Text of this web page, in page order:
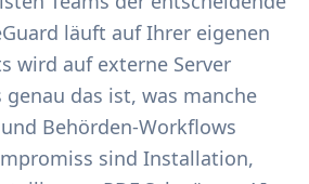
läuft auf Ihrer eigenen
wird auf externe Server
genau das ist, was manche
Behörden-Workflows
sind Installation,